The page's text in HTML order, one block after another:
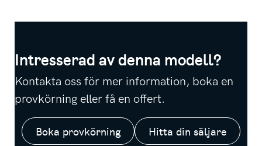
Intresserad av denna modell?
Kontakta oss för mer information, boka en
provkörning eller få en offert.
Boka provkörning Hitta din säljare